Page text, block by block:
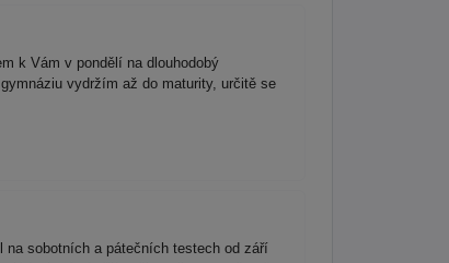
k Vám v pondělí na dlouhodobý
vydržím až do maturity, určitě se
sobotních a pátečních testech od září